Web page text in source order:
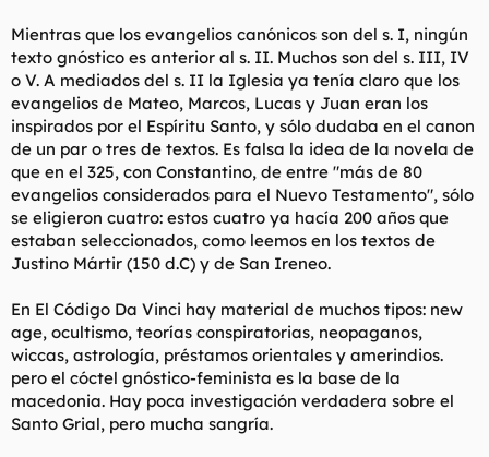
Mientras que los evangelios canónicos son del s. I, ningún
texto gnóstico es anterior al s. II. Muchos son del s. III, IV
o V. A mediados del s. II la Iglesia ya tenía claro que los
evangelios de Mateo, Marcos, Lucas y Juan eran los
inspirados por el Espíritu Santo, y sólo dudaba en el canon
de un par o tres de textos. Es falsa la idea de la novela de
que en el 325, con Constantino, de entre "más de 80
evangelios considerados para el Nuevo Testamento", sólo
se eligieron cuatro: estos cuatro ya hacía 200 años que
estaban seleccionados, como leemos en los textos de
Justino Mártir (150 d.C) y de San Ireneo.
En El Código Da Vinci hay material de muchos tipos: new
age, ocultismo, teorías conspiratorias, neopaganos,
wiccas, astrología, préstamos orientales y amerindios.
pero el cóctel gnóstico-feminista es la base de la
macedonia. Hay poca investigación verdadera sobre el
Santo Grial, pero mucha sangría.